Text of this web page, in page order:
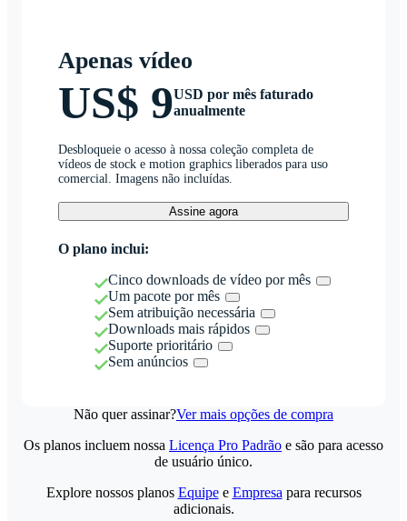
Apenas vídeo
US$ 9USD por mês faturado
anualmente
Desbloqueie o acesso à nossa coleção completa de
vídeos de stock e motion graphics liberados para uso
comercial. Imagens não incluídas.
Assine agora
O plano inclui:
Cinco downloads de vídeo por mês
Um pacote por mês
Sem atribuição necessária
Downloads mais rápidos
Suporte prioritário
Sem anúncios
Não quer assinar?Ver mais opções de compra
Os planos incluem nossa Licença Pro Padrão e são para acesso
de usuário único.
Explore nossos planos Equipee Empresa para recursos
adicionais.